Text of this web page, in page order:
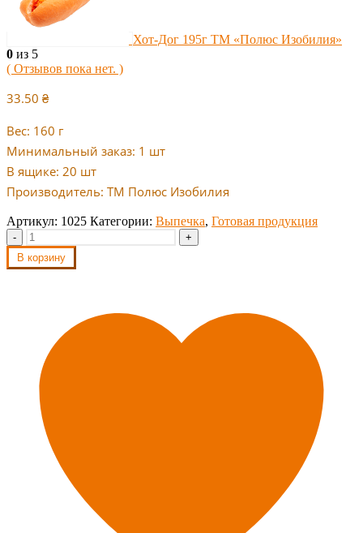
Хот-Дог 195г ТМ «Полюс Изобилия»
0 из 5
( Отзывов пока нет. )
33.50 ₴
Вес: 160 г
Минимальный заказ: 1 шт
В ящике: 20 шт
Производитель: ТМ Полюс Изобилия
Артикул: 1025 Категории: Выпечка, Готовая продукция
-
+
В корзину